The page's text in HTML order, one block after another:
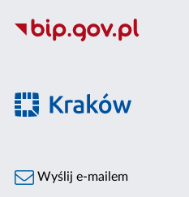
Wyślij e-mailem